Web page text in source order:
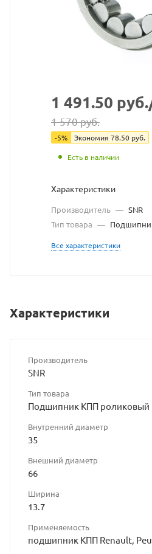
https://
ссылке
владельца
сайта
1 491.50 руб.
1 570руб.
-5% Экономия 78.50 руб.
Есть в наличии
Характеристики
Производитель — SNR
Тип товара —
Все характеристики
Характеристики
Производитель
SNR
Тип товара
Подшипник КПП роликовый
Внутренний диаметр
35
Внешний диаметр
66
Ширина
13.7
Применяемость
подшипник КПП Renault,